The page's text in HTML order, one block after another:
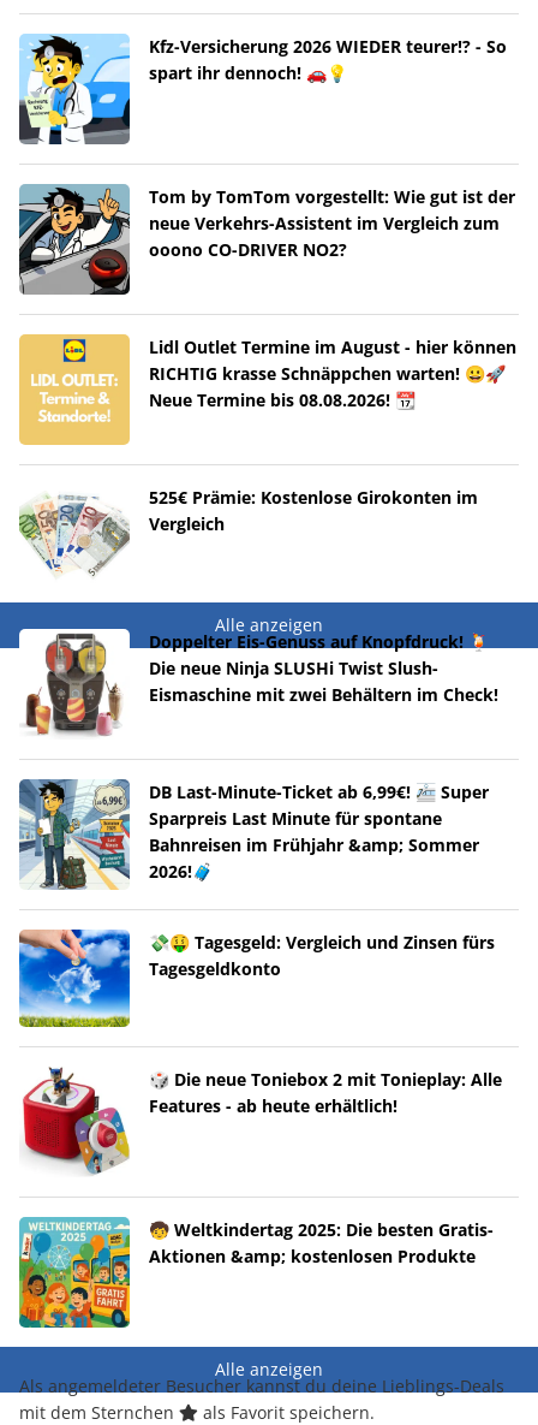
Kfz-Versicherung 2026 WIEDER teurer!? - So
spart ihr dennoch! 🚗💡
Tom by TomTom vorgestellt: Wie gut ist der
neue Verkehrs-Assistent im Vergleich zum
ooono CO-DRIVER NO2?
Lidl Outlet Termine im August - hier können
RICHTIG krasse Schnäppchen warten! 😀🚀
Neue Termine bis 08.08.2026! 📆
525€ Prämie: Kostenlose Girokonten im
Vergleich
Alle anzeigen
Doppelter Eis-Genuss auf Knopfdruck! 🍹
Die neue Ninja SLUSHi Twist Slush-
Eismaschine mit zwei Behältern im Check!
DB Last-Minute-Ticket ab 6,99€! 🚈 Super
Sparpreis Last Minute für spontane
Bahnreisen im Frühjahr &amp; Sommer
2026!🧳
💸🤑 Tagesgeld: Vergleich und Zinsen fürs
Tagesgeldkonto
🎲 Die neue Toniebox 2 mit Tonieplay: Alle
Features - ab heute erhältlich!
🧒 Weltkindertag 2025: Die besten Gratis-
Aktionen &amp; kostenlosen Produkte
Alle anzeigen
Als angemeldeter Besucher kannst du deine Lieblings-Deals
mit dem Sternchen
als Favorit speichern.